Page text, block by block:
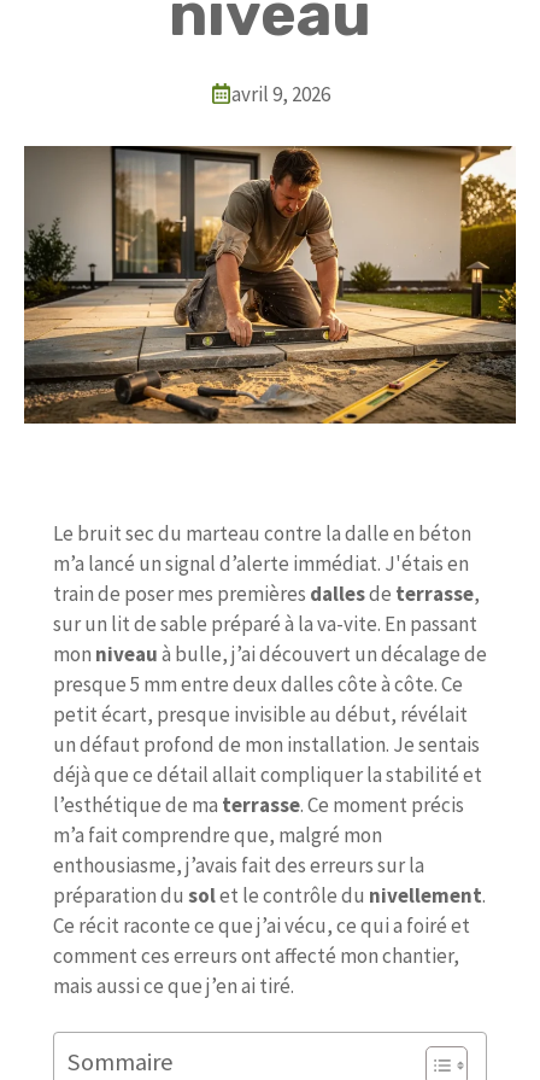
niveau
avril 9, 2026
Le bruit sec du marteau contre la dalle en béton
m’a lancé un signal d’alerte immédiat. J'étais en
train de poser mes premières dallesde terrasse,
sur un lit de sable préparé à la va-vite. En passant
mon niveauà bulle, j’ai découvert un décalage de
presque 5 mm entre deux dalles côte à côte. Ce
petit écart, presque invisible au début, révélait
un défaut profond de mon installation. Je sentais
déjà que ce détail allait compliquer la stabilité et
l’esthétique de ma terrasse. Ce moment précis
m’a fait comprendre que, malgré mon
enthousiasme, j’avais fait des erreurs sur la
préparation du solet le contrôle du nivellement.
Ce récit raconte ce que j’ai vécu, ce qui a foiré et
comment ces erreurs ont affecté mon chantier,
mais aussi ce que j’en ai tiré.
Sommaire